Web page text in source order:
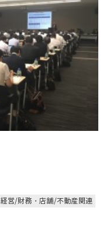
経営/財務・店舗/不動産関連